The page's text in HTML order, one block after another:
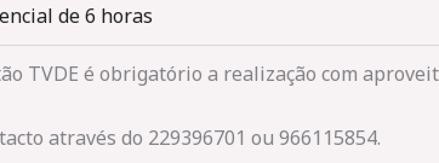
de 6 horas
TVDE é obrigatório a realização com
através do 229396701 ou 966115854.